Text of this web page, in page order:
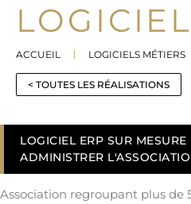
Vous êtes ici :
ACCUEIL LOGICIELS MÉTIERS
< TOUTES LES RÉALISATIONS
LOGICIEL ERP SUR MESURE
ADMINISTRER
Association regroupant plus de